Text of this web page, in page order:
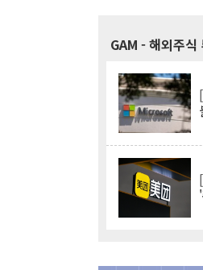
GAM - 해외주식